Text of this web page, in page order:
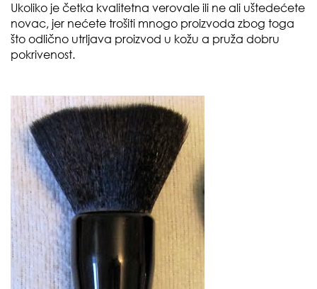
Ukoliko je četka kvalitetna verovale ili ne ali uštedećete
novac, jer nećete trošiti mnogo proizvoda zbog toga
što odlično utrljava proizvod u kožu a pruža dobru
pokrivenost.